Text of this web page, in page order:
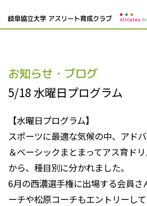
お知らせ・ブログ
5/18 水曜日プログラム
【水曜日プログラム】
スポーツに最適な気候の中、アド
＆ベーシックまとまってアス育ド
から、種目別に分かれました。
6月の西濃選手権に出場する会員さ
ーチや松原コーチもエントリーし